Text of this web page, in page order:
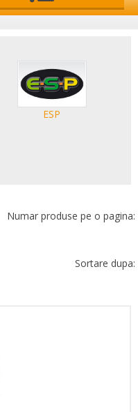
ESP
Numar produse pe o pagina:
Sortare dupa: